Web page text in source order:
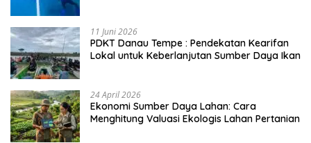
11 Juni 2026
PDKT Danau Tempe : Pendekatan Kearifan
Lokal untuk Keberlanjutan Sumber Daya Ikan
24 April 2026
Ekonomi Sumber Daya Lahan: Cara
Menghitung Valuasi Ekologis Lahan Pertanian